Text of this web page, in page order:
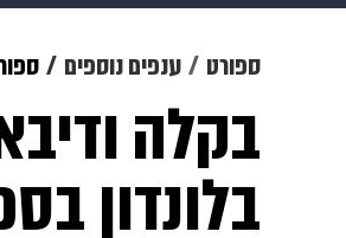
מוזיקה ספורט ענפים נוספים
בקלה
בלונדון